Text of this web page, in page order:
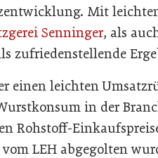
Mit
Senninger, als
zufriedenstellende
einen leichten
in der
Rohstoff-
LEH abgegolten